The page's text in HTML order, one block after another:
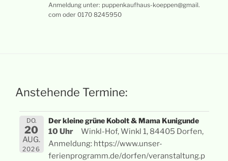
Anmeldung unter: puppenkaufhaus-koeppen@gmail.
com oder 0170 8245950
Anstehende Termine:
DO.
20
AUG.
2026
Der kleine grüne Kobolt & Mama Kunigunde
10 Uhr
Winkl-Hof, Winkl 1, 84405 Dorfen,
Anmeldung: https://www.unser-
ferienprogramm.de/dorfen/veranstaltung.p